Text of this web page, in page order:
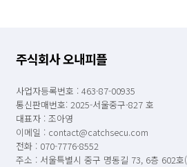
주식회사 오내피플
사업자등록번호 : 463-87-00935
통신판매번호: 2025-서울중구-827 호
대표자 : 조아영
이메일 : contact@catchsecu.com
전화 : 070-7776-8552
주소 : 서울특별시 중구 명동길 73, 6층 602호